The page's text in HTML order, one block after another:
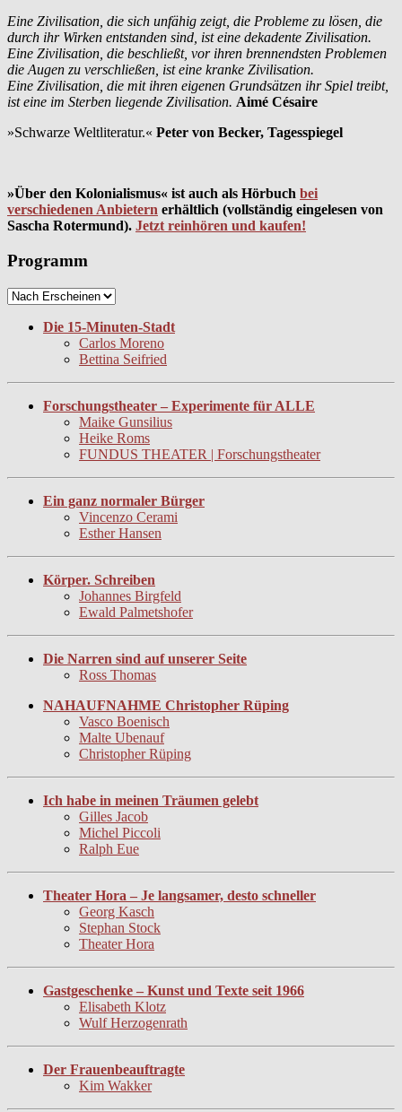
Eine Zivilisation, die sich unfähig zeigt, die Probleme zu lösen, die
durch ihr Wirken entstanden sind, ist eine dekadente Zivilisation.
Eine Zivilisation, die beschließt, vor ihren brennendsten Problemen
die Augen zu verschließen, ist eine kranke Zivilisation.
Eine Zivilisation, die mit ihren eigenen Grundsätzen ihr Spiel treibt,
ist eine im Sterben liegende Zivilisation. Aimé Césaire
»Schwarze Weltliteratur.« Peter von Becker, Tagesspiegel
»Über den Kolonialismus« ist auch als Hörbuch bei
verschiedenen Anbietern erhältlich (vollständig eingelesen von
Sascha Rotermund). Jetzt reinhören und kaufen!
Programm
Die 15-Minuten-Stadt
Carlos Moreno
Bettina Seifried
Forschungstheater – Experimente für ALLE
Maike Gunsilius
Heike Roms
FUNDUS THEATER | Forschungstheater
Ein ganz normaler Bürger
Vincenzo Cerami
Esther Hansen
Körper. Schreiben
Johannes Birgfeld
Ewald Palmetshofer
Die Narren sind auf unserer Seite
Ross Thomas
NAHAUFNAHME Christopher Rüping
Vasco Boenisch
Malte Ubenauf
Christopher Rüping
Ich habe in meinen Träumen gelebt
Gilles Jacob
Michel Piccoli
Ralph Eue
Theater Hora – Je langsamer, desto schneller
Georg Kasch
Stephan Stock
Theater Hora
Gastgeschenke – Kunst und Texte seit 1966
Elisabeth Klotz
Wulf Herzogenrath
Der Frauenbeauftragte
Kim Wakker